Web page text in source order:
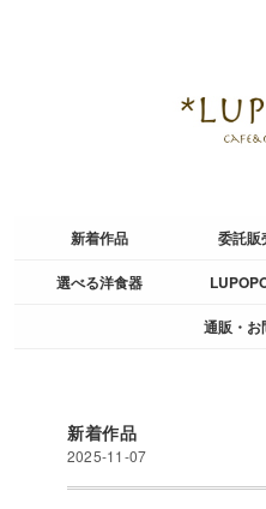
新着作品 委託販
選べる洋食器
通販・お
新着作品
2025-11-07